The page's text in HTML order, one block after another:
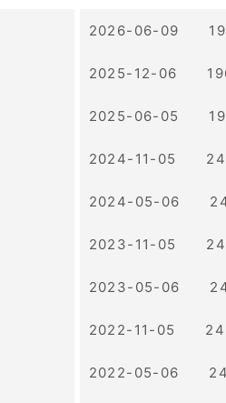
2026-06-09
2025-12-06
2025-06-05
2024-11-05
2024-05-06
2023-11-05
2023-05-06
2022-11-05
2022-05-06